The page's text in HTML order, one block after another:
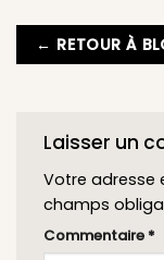
← RETOUR À
Laisser un
Votre adresse
champs
Commentaire *